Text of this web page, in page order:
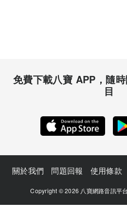
免費下載八寶 APP，隨
目
關於我們 問題回報 使用條款
Copyright © 2026 八寶網路音訊平